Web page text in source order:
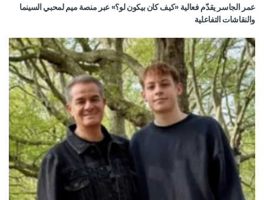
عمر الجاسر يقدّم فعالية «كيف كان بيكون لو؟» عبر منصة ميم لمحبي السينما
والنقاشات التفاعلية